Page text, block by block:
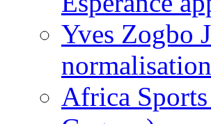
Yves Zogbo
Africa